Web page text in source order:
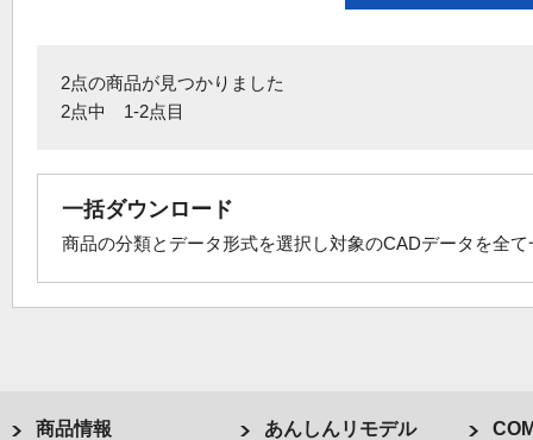
2点の商品が見つかりました
2点中 1-2点目
一括ダウンロード
商品の分類とデータ形式を選択し対象のCADデータを全
商品情報 あんしんリモデル